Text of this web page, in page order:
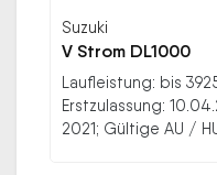
Suzuki
V Strom DL1000
Laufleistung: bis
Erstzulassung:
2021; Gültige AU /